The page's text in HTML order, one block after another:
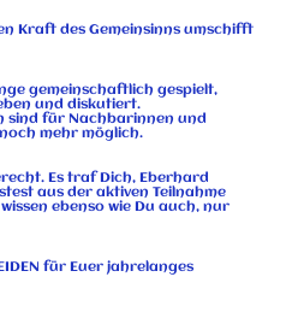
Kraft des Gemeinsinns umschifft
gemeinschaftlich gespielt,
und diskutiert.
sind für Nachbarinnen und
mehr möglich.
Es traf Dich, Eberhard
aus der aktiven Teilnahme
ebenso wie Du auch, nur
für Euer jahrelanges